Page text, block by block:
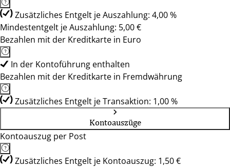
Zusätzliches Entgelt je Auszahlung: 4,00 %
Mindestentgelt je Auszahlung: 5,00 €
Bezahlen mit der Kreditkarte in Euro
In der Kontoführung enthalten
Bezahlen mit der Kreditkarte in Fremdwährung
Zusätzliches Entgelt je Transaktion: 1,00 %
Kontoauszüge
Kontoauszug per Post
Zusätzliches Entgelt je Kontoauszug: 1,50 €